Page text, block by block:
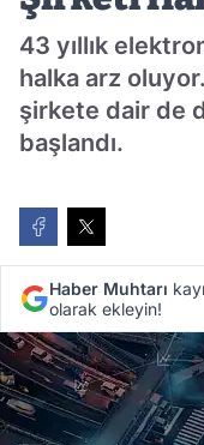
43 yıllık
halka arz
şirkete dair de
başlandı.
Haber Muhtarı
olarak ekleyin!